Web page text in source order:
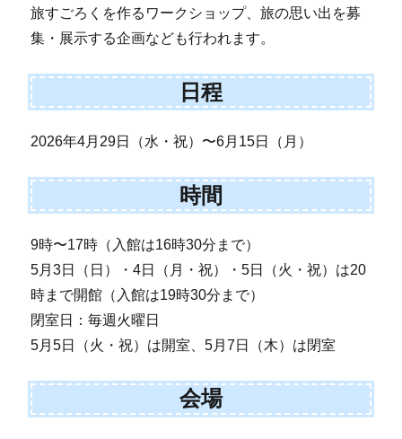
旅すごろくを作るワークショップ、旅の思い出を募
集・展示する企画なども行われます。
日程
2026年4月29日（水・祝）〜6月15日（月）
時間
9時〜17時（入館は16時30分まで）
5月3日（日）・4日（月・祝）・5日（火・祝）は20
時まで開館（入館は19時30分まで）
閉室日：毎週火曜日
5月5日（火・祝）は開室、5月7日（木）は閉室
会場